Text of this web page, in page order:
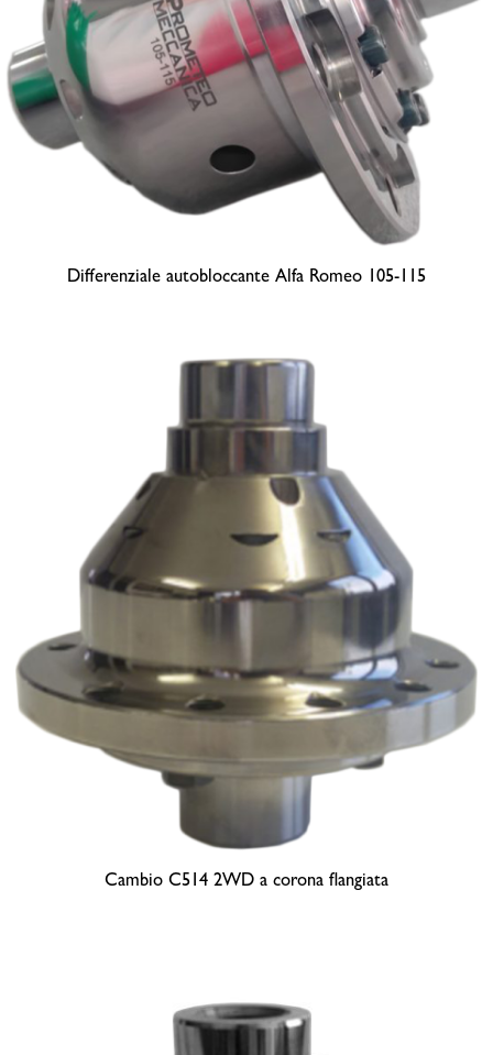
Differenziale autobloccante Alfa Romeo 105-115
Cambio C514 2WD a corona flangiata